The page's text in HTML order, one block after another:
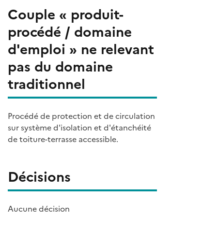
Couple « produit-
procédé / domaine
d'emploi » ne relevant
pas du domaine
traditionnel
Procédé de protection et de circulation
sur système d'isolation et d'étanchéité
de toiture-terrasse accessible.
Décisions
Aucune décision